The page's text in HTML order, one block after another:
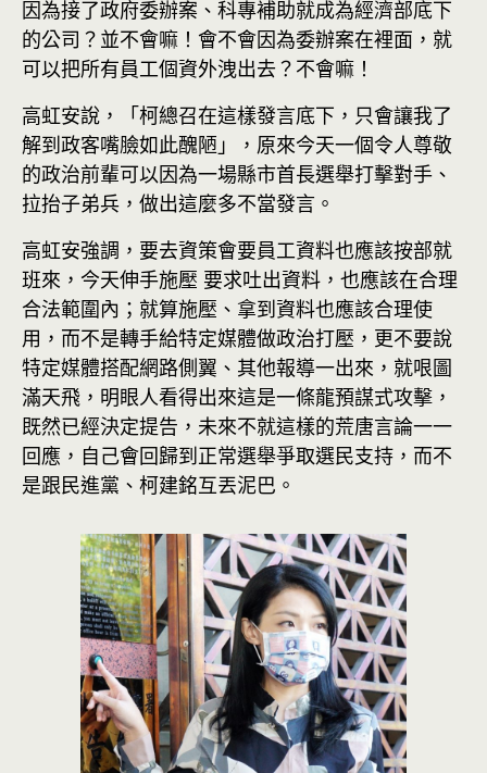
因為接了政府委辦案、科專補助就成為經濟部底下
的公司？並不會嘛！會不會因為委辦案在裡面，就
可以把所有員工個資外洩出去？不會嘛！
高虹安說，「柯總召在這樣發言底下，只會讓我了
解到政客嘴臉如此醜陋」，原來今天一個令人尊敬
的政治前輩可以因為一場縣市首長選舉打擊對手、
拉抬子弟兵，做出這麼多不當發言。
高虹安強調，要去資策會要員工資料也應該按部就
班來，今天伸手施壓 要求吐出資料，也應該在合理
合法範圍內；就算施壓、拿到資料也應該合理使
用，而不是轉手給特定媒體做政治打壓，更不要說
特定媒體搭配網路側翼、其他報導一出來，就哏圖
滿天飛，明眼人看得出來這是一條龍預謀式攻擊，
既然已經決定提告，未來不就這樣的荒唐言論一一
回應，自己會回歸到正常選舉爭取選民支持，而不
是跟民進黨、柯建銘互丟泥巴。